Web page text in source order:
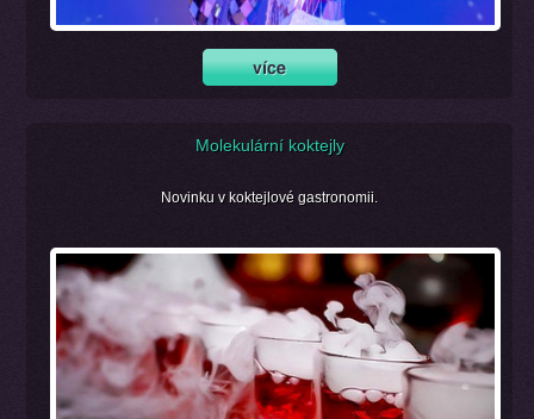
Molekulární koktejly
Novinku v koktejlové gastronomii.